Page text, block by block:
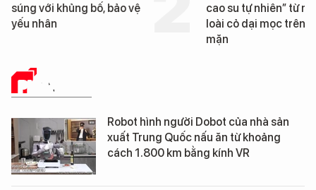
súng với khủng bố, bảo vệ
yếu nhân
cao su tự nhiên” từ một
loài cỏ dại mọc trên đất
mặn
PHÂN TÍCH
Robot hình người Dobot của nhà sản
xuất Trung Quốc nấu ăn từ khoảng
cách 1.800 km bằng kính VR